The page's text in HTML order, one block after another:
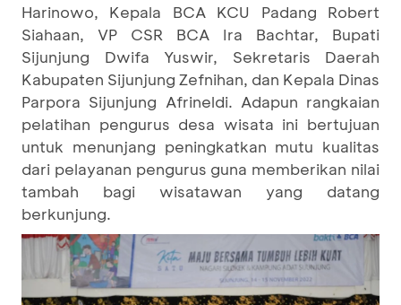
Harinowo, Kepala BCA KCU Padang Robert
Siahaan, VP CSR BCA Ira Bachtar, Bupati
Sijunjung Dwifa Yuswir, Sekretaris Daerah
Kabupaten Sijunjung Zefnihan, dan Kepala Dinas
Parpora Sijunjung Afrineldi. Adapun rangkaian
pelatihan pengurus desa wisata ini bertujuan
untuk menunjang peningkatkan mutu kualitas
dari pelayanan pengurus guna memberikan nilai
tambah bagi wisatawan yang datang
berkunjung.